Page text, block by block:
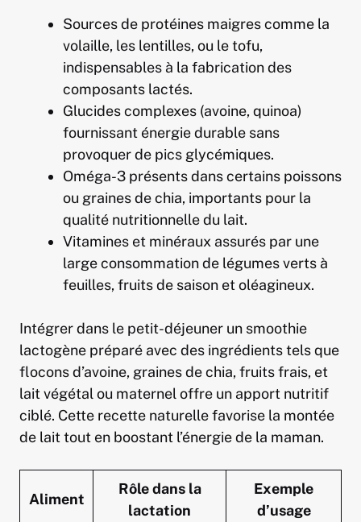
Sources de protéines maigres comme la
volaille, les lentilles, ou le tofu,
indispensables à la fabrication des
composants lactés.
Glucides complexes (avoine, quinoa)
fournissant énergie durable sans
provoquer de pics glycémiques.
Oméga-3 présents dans certains poissons
ou graines de chia, importants pour la
qualité nutritionnelle du lait.
Vitamines et minéraux assurés par une
large consommation de légumes verts à
feuilles, fruits de saison et oléagineux.
Intégrer dans le petit-déjeuner un smoothie
lactogène préparé avec des ingrédients tels que
flocons d’avoine, graines de chia, fruits frais, et
lait végétal ou maternel offre un apport nutritif
ciblé. Cette recette naturelle favorise la montée
de lait tout en boostant l’énergie de la maman.
Aliment
Rôle dans la
lactation
Exemple
d’usage